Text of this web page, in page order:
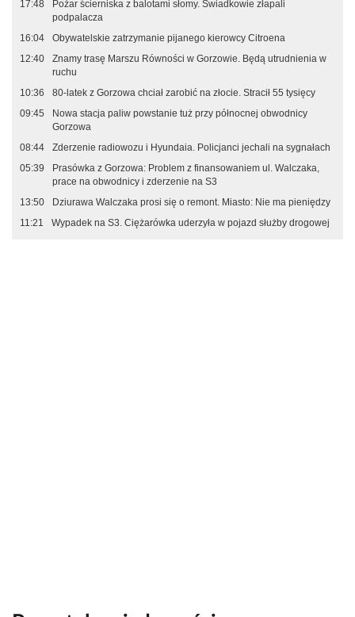
17:48
Pożar ścierniska z balotami słomy. Świadkowie złapali
podpalacza
16:04
Obywatelskie zatrzymanie pijanego kierowcy Citroena
12:40
Znamy trasę Marszu Równości w Gorzowie. Będą utrudnienia w
ruchu
10:36
80-latek z Gorzowa chciał zarobić na złocie. Stracił 55 tysięcy
09:45
Nowa stacja paliw powstanie tuż przy północnej obwodnicy
Gorzowa
08:44
Zderzenie radiowozu i Hyundaia. Policjanci jechali na sygnałach
05:39
Prasówka z Gorzowa: Problem z finansowaniem ul. Walczaka,
prace na obwodnicy i zderzenie na S3
13:50
Dziurawa Walczaka prosi się o remont. Miasto: Nie ma pieniędzy
11:21
Wypadek na S3. Ciężarówka uderzyła w pojazd służby drogowej